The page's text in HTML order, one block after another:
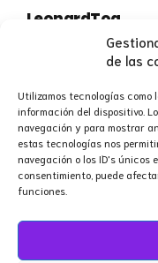
de las
Utilizamos tecnologías
información del dispositivo.
navegación y para mostrar
estas tecnologías nos
navegación o los ID's únicos
consentimiento, puede
funciones.
LeonardTog
mayo 3, 2026 at
rent yacht